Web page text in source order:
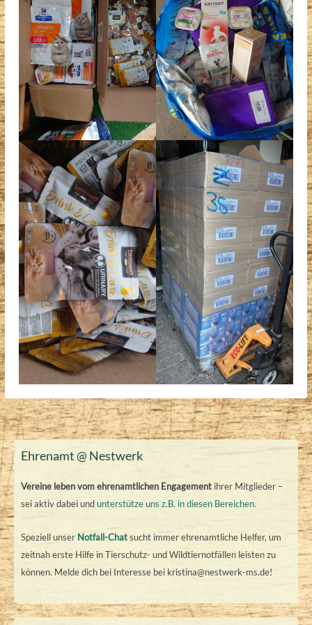
Ehrenamt @ Nestwerk
Vereine leben vom ehrenamtlichen Engagementihrer Mitglieder –
sei aktiv dabei undunterstütze uns z.B. in diesen Bereichen.
Speziell unser Notfall-Chatsucht immer ehrenamtliche Helfer, um
zeitnah erste Hilfe in Tierschutz- und Wildtiernotfällen leisten zu
können. Melde dich bei Interesse bei kristina@nestwerk-ms.de!